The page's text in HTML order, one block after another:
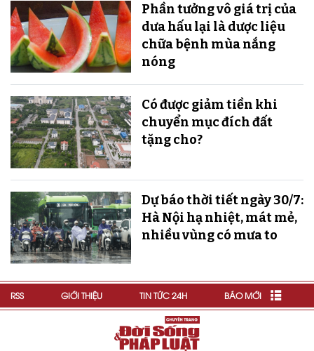
Phần tưởng vô giá trị của
dưa hấu lại là dược liệu
chữa bệnh mùa nắng
nóng
Có được giảm tiền khi
chuyển mục đích đất
tặng cho?
Dự báo thời tiết ngày 30/7:
Hà Nội hạ nhiệt, mát mẻ,
nhiều vùng có mưa to
RSS GIỚI THIỆU TIN TỨC 24H BÁO MỚI